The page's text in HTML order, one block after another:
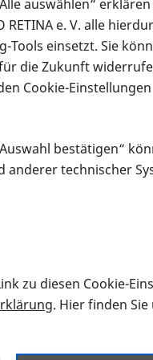
in
wie Sie nach
auswählen“ erklären
e. V. alle
Tools einsetzt. Sie
die Zukunft
Cookie-Einstellungen
bestätigen“
anderer technischer
zu diesen Cookie-
. Hier finden Sie